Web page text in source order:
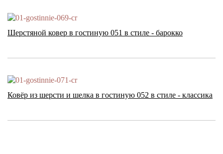
Шерстяной ковер в гостиную 051 в стиле - барокко
Ковёр из шерсти и шелка в гостиную 052 в стиле - классика